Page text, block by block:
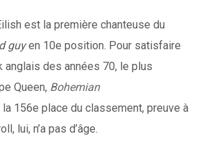
est la première chanteuse du
guyen 10e position. Pour satisfaire
anglais des années 70, le plus
Queen, Bohemian
156e place du classement, preuve à
lui, n’a pas d’âge.